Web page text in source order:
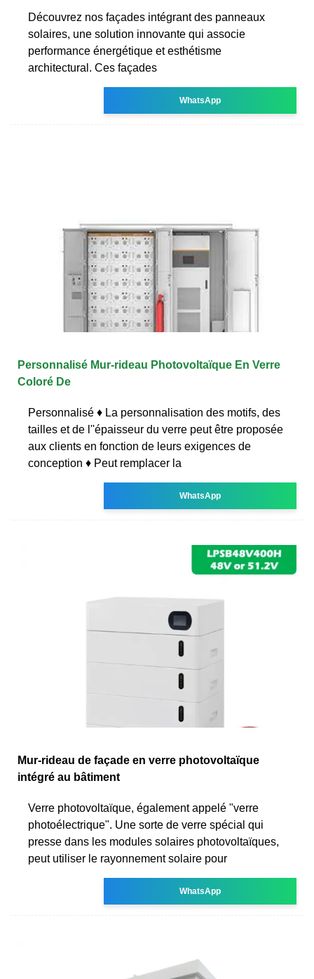
Découvrez nos façades intégrant des panneaux
solaires, une solution innovante qui associe
performance énergétique et esthétisme
architectural. Ces façades
WhatsApp
Personnalisé Mur-rideau Photovoltaïque En Verre
Coloré De
Personnalisé ♦ La personnalisation des motifs, des
tailles et de l''épaisseur du verre peut être proposée
aux clients en fonction de leurs exigences de
conception ♦ Peut remplacer la
WhatsApp
Mur-rideau de façade en verre photovoltaïque
intégré au bâtiment
Verre photovoltaïque, également appelé "verre
photoélectrique". Une sorte de verre spécial qui
presse dans les modules solaires photovoltaïques,
peut utiliser le rayonnement solaire pour
WhatsApp